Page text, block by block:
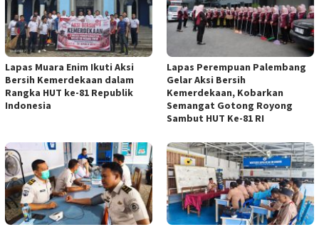
Lapas Muara Enim Ikuti Aksi
Bersih Kemerdekaan dalam
Rangka HUT ke-81 Republik
Indonesia
Lapas Perempuan Palembang
Gelar Aksi Bersih
Kemerdekaan, Kobarkan
Semangat Gotong Royong
Sambut HUT Ke-81 RI